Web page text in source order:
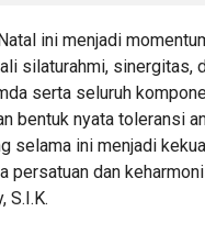
ini menjadi
silaturahmi, sinergitas,
serta seluruh
bentuk nyata toleransi
selama ini menjadi
persatuan dan
S.I.K.